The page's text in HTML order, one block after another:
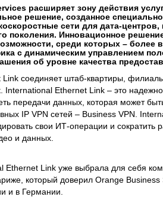
расширяет зону действия
решение, созданное
сети для дата-
поколения. Инновационное
среди которых – более
с динамическим управлением
об уровне качества
Link соединяет штаб-квартиры,
International Ethernet Link – это
передачи данных, которая может
IP VPN сетей – Business VPN.
свои ИТ-операции и
и данных.
Link уже выбрала для себя
который доверил Orange
и в Германии.